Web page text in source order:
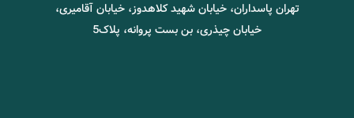
تهران پاسداران، خیابان شهید کلاهدوز، خیابان آقامیری،
خیابان چیذری، بن بست پروانه، پلاک5